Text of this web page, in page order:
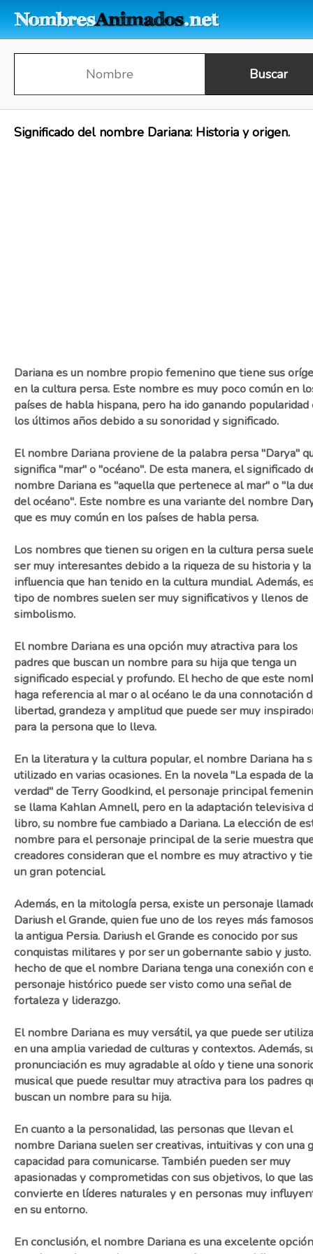
Significado del nombre Dariana: Historia y origen.
Dariana es un nombre propio femenino que tiene sus
en la cultura persa. Este nombre es muy poco común en
países de habla hispana, pero ha ido ganando popularidad
los últimos años debido a su sonoridad y significado.
El nombre Dariana proviene de la palabra persa "Darya"
significa "mar" o "océano". De esta manera, el significado
nombre Dariana es "aquella que pertenece al mar" o "la
del océano". Este nombre es una variante del nombre
que es muy común en los países de habla persa.
Los nombres que tienen su origen en la cultura persa
ser muy interesantes debido a la riqueza de su historia y la
influencia que han tenido en la cultura mundial. Además,
tipo de nombres suelen ser muy significativos y llenos de
simbolismo.
El nombre Dariana es una opción muy atractiva para los
padres que buscan un nombre para su hija que tenga un
significado especial y profundo. El hecho de que este
haga referencia al mar o al océano le da una connotación
libertad, grandeza y amplitud que puede ser muy
para la persona que lo lleva.
En la literatura y la cultura popular, el nombre Dariana ha
utilizado en varias ocasiones. En la novela "La espada de la
verdad" de Terry Goodkind, el personaje principal
se llama Kahlan Amnell, pero en la adaptación televisiva
libro, su nombre fue cambiado a Dariana. La elección de
nombre para el personaje principal de la serie muestra
creadores consideran que el nombre es muy atractivo y
un gran potencial.
Además, en la mitología persa, existe un personaje
Dariush el Grande, quien fue uno de los reyes más
la antigua Persia. Dariush el Grande es conocido por sus
conquistas militares y por ser un gobernante sabio y
hecho de que el nombre Dariana tenga una conexión con
personaje histórico puede ser visto como una señal de
fortaleza y liderazgo.
El nombre Dariana es muy versátil, ya que puede ser
en una amplia variedad de culturas y contextos. Además,
pronunciación es muy agradable al oído y tiene una
musical que puede resultar muy atractiva para los padres
buscan un nombre para su hija.
En cuanto a la personalidad, las personas que llevan el
nombre Dariana suelen ser creativas, intuitivas y con una
capacidad para comunicarse. También pueden ser muy
apasionadas y comprometidas con sus objetivos, lo que las
convierte en líderes naturales y en personas muy
en su entorno.
En conclusión, el nombre Dariana es una excelente opción